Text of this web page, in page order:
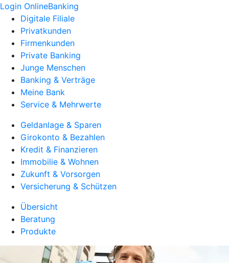
Login OnlineBanking
Digitale Filiale
Privatkunden
Firmenkunden
Private Banking
Junge Menschen
Banking & Verträge
Meine Bank
Service & Mehrwerte
Geldanlage & Sparen
Girokonto & Bezahlen
Kredit & Finanzieren
Immobilie & Wohnen
Zukunft & Vorsorgen
Versicherung & Schützen
Übersicht
Beratung
Produkte